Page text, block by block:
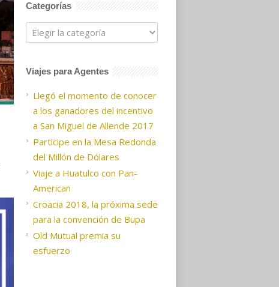
Categorías
Categorías
Viajes para Agentes
Llegó el momento de conocer
a los ganadores del incentivo
a San Miguel de Allende 2017
Participe en la Mesa Redonda
del Millón de Dólares
Viaje a Huatulco con Pan-
American
Croacia 2018, la próxima sede
para la convención de Bupa
Old Mutual premia su
esfuerzo